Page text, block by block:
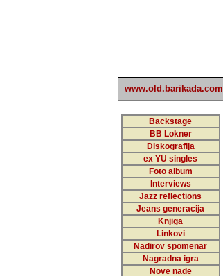
www.old.barikada.com
Backstage
BB Lokner
Diskografija
ex YU singles
Foto album
Interviews
Jazz reflections
Jeans generacija
Knjiga
Linkovi
Nadirov spomenar
Nagradna igra
Nove nade